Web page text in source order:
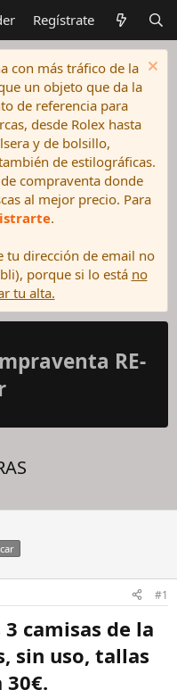
Regístrate
con más tráfico de la
un objeto que da la
de referencia para
desde Rolex hasta
y de bolsillo,
de estilográficas.
compraventa donde
al mejor precio. Para
.
tu dirección de email no
porque si lo está no
tu alta.
RE-
#1
camisas de la
sin uso, tallas
30€.